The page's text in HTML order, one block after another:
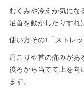
むくみや冷えが気にな
足首を動かしたりすれ
使い方その3「ストレッ
肩こりや首の痛みがあ
後ろから当てて上を向
ます。